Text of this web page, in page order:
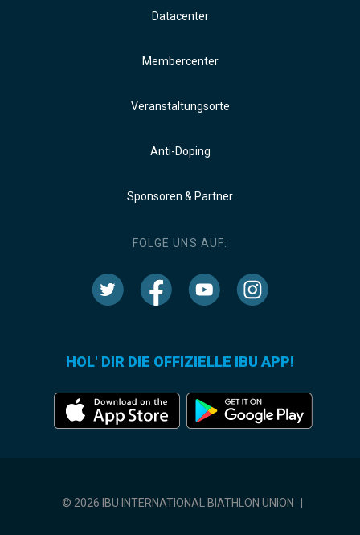
Datacenter
Membercenter
Veranstaltungsorte
Anti-Doping
Sponsoren & Partner
FOLGE UNS AUF:
HOL' DIR DIE OFFIZIELLE IBU APP!
© 2026 IBU INTERNATIONAL BIATHLON UNION